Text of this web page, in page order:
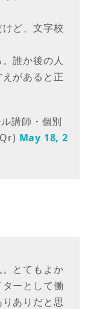
ど、文字校
誰か後の人
があると正
講師・個別
May 18, 2
とてもよか
ーとして働
ありだと思